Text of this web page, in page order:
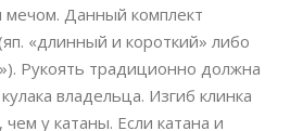
Данный комплект
«длинный и короткий» либо
Рукоять традиционно должна
владельца. Изгиб клинка
у катаны. Если катана и